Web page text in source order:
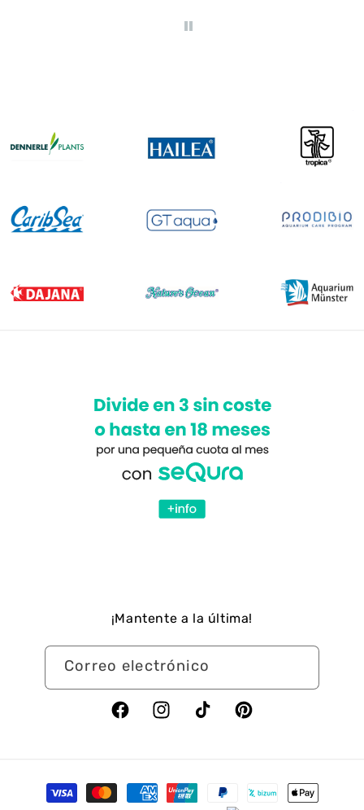
¡Mantente a la última!
Correo electrónico
FacebookInstagramTikTok Pinterest
Formas